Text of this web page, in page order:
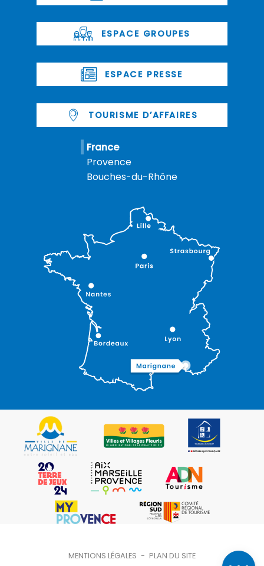
Ouvertures
ESPACE GROUPES
ESPACE PRESSE
TOURISME D’AFFAIRES
France
Provence
Bouches-du-Rhône
MENTIONS LÉGALES - PLAN DU SITE